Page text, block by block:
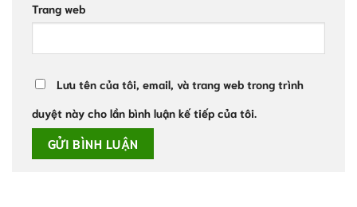
Trang web
Lưu tên của tôi, email, và trang web trong trình
duyệt này cho lần bình luận kế tiếp của tôi.